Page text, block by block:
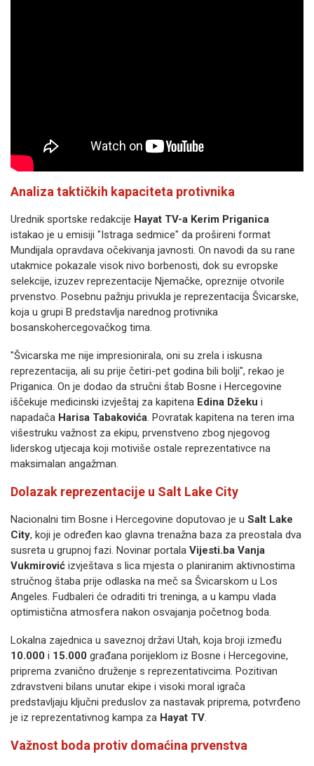
Analiza taktičkih kapaciteta protivnika
Urednik sportske redakcije Hayat TV-a Kerim Priganica
istakao je u emisiji "Istraga sedmice" da prošireni format
Mundijala opravdava očekivanja javnosti. On navodi da su rane
utakmice pokazale visok nivo borbenosti, dok su evropske
selekcije, izuzev reprezentacije Njemačke, opreznije otvorile
prvenstvo. Posebnu pažnju privukla je reprezentacija Švicarske,
koja u grupi B predstavlja narednog protivnika
bosanskohercegovačkog tima.
"Švicarska me nije impresionirala, oni su zrela i iskusna
reprezentacija, ali su prije četiri-pet godina bili bolji", rekao je
Priganica. On je dodao da stručni štab Bosne i Hercegovine
iščekuje medicinski izvještaj za kapitena Edina Džeku i
napadača Harisa Tabakovića. Povratak kapitena na teren ima
višestruku važnost za ekipu, prvenstveno zbog njegovog
liderskog utjecaja koji motiviše ostale reprezentativce na
maksimalan angažman.
Dolazak reprezentacije u Salt Lake City
Nacionalni tim Bosne i Hercegovine doputovao je u Salt Lake
City, koji je određen kao glavna trenažna baza za preostala dva
susreta u grupnoj fazi. Novinar portala Vijesti.ba Vanja
Vukmirović izvještava s lica mjesta o planiranim aktivnostima
stručnog štaba prije odlaska na meč sa Švicarskom u Los
Angeles. Fudbaleri će odraditi tri treninga, a u kampu vlada
optimistična atmosfera nakon osvajanja početnog boda.
Lokalna zajednica u saveznoj državi Utah, koja broji između
10.000 i 15.000 građana porijeklom iz Bosne i Hercegovine,
priprema zvanično druženje s reprezentativcima. Pozitivan
zdravstveni bilans unutar ekipe i visoki moral igrača
predstavljaju ključni preduslov za nastavak priprema, potvrđeno
je iz reprezentativnog kampa za Hayat TV.
Važnost boda protiv domaćina prvenstva